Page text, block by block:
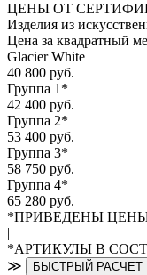
ЦЕНЫ ОТ
Изделия из
Цена за квадратный
Glacier White
40 800 руб.
Группа 1*
42 400 руб.
Группа 2*
53 400 руб.
Группа 3*
58 750 руб.
Группа 4*
65 280 руб.
*ПРИВЕДЕНЫ
|
*АРТИКУЛЫ В
≫
БЫСТРЫЙ РАСЧЕТ